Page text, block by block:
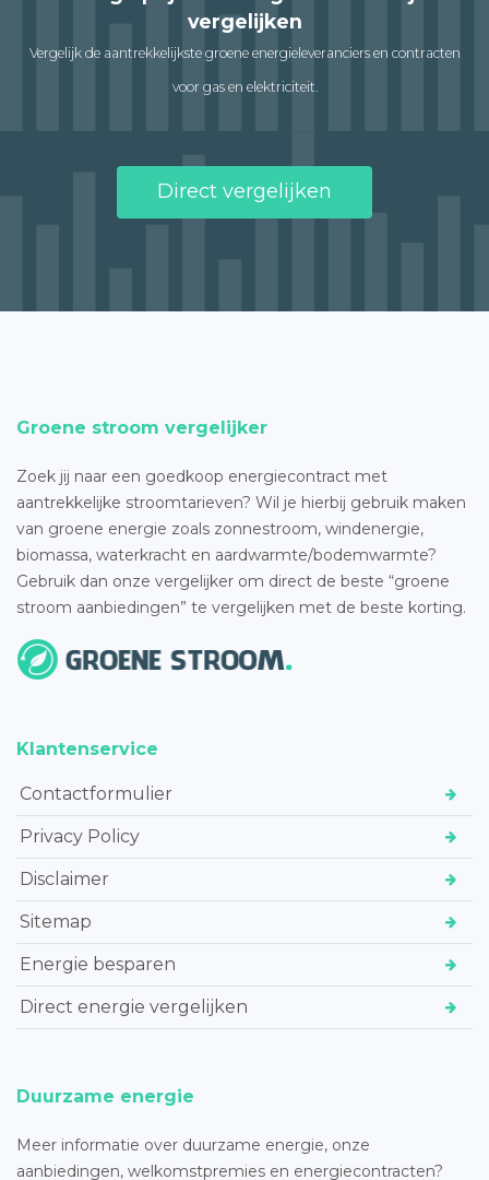
vergelijken
Vergelijk de aantrekkelijkste groene energieleveranciers en contracten
voor gas en elektriciteit.
Direct vergelijken
Groene stroom vergelijker
Zoek jij naar een goedkoop energiecontract met
aantrekkelijke stroomtarieven? Wil je hierbij gebruik maken
van groene energie zoals zonnestroom, windenergie,
biomassa, waterkracht en aardwarmte/bodemwarmte?
Gebruik dan onze vergelijker om direct de beste “groene
stroom aanbiedingen” te vergelijken met de beste korting.
Klantenservice
Contactformulier
Privacy Policy
Disclaimer
Sitemap
Energie besparen
Direct energie vergelijken
Duurzame energie
Meer informatie over duurzame energie, onze
aanbiedingen, welkomstpremies en energiecontracten?